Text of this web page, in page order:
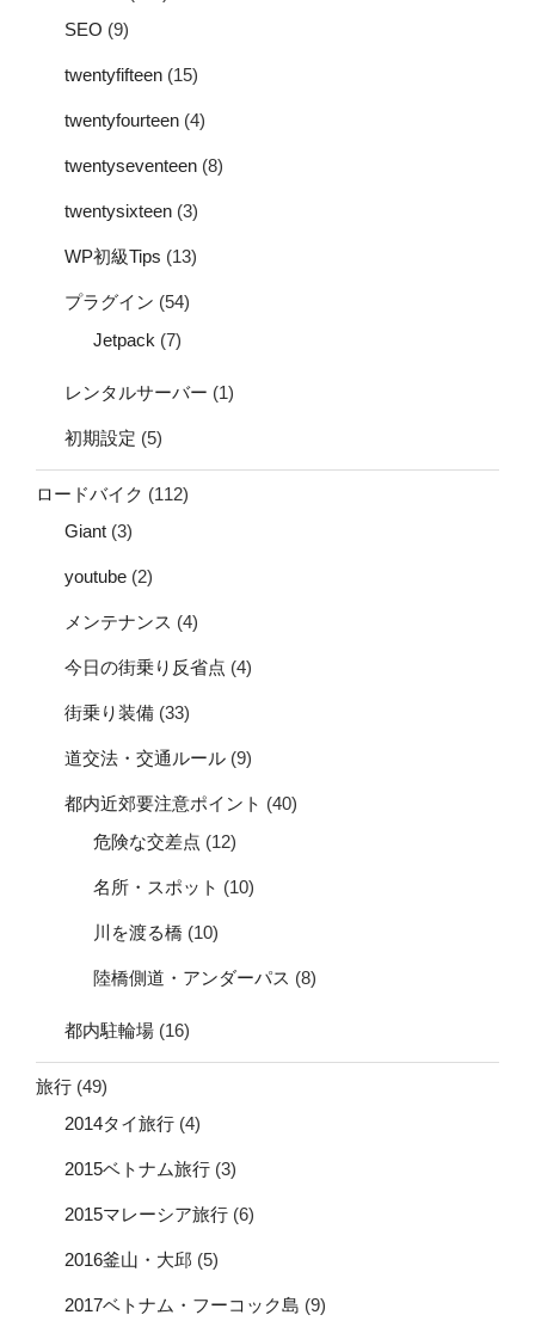
SEO (9)
twentyfifteen (15)
twentyfourteen (4)
twentyseventeen (8)
twentysixteen (3)
WP初級Tips (13)
プラグイン (54)
Jetpack (7)
レンタルサーバー (1)
初期設定 (5)
ロードバイク (112)
Giant (3)
youtube (2)
メンテナンス (4)
今日の街乗り反省点 (4)
街乗り装備 (33)
道交法・交通ルール (9)
都内近郊要注意ポイント (40)
危険な交差点 (12)
名所・スポット (10)
川を渡る橋 (10)
陸橋側道・アンダーパス (8)
都内駐輪場 (16)
旅行 (49)
2014タイ旅行 (4)
2015ベトナム旅行 (3)
2015マレーシア旅行 (6)
2016釜山・大邱 (5)
2017ベトナム・フーコック島 (9)